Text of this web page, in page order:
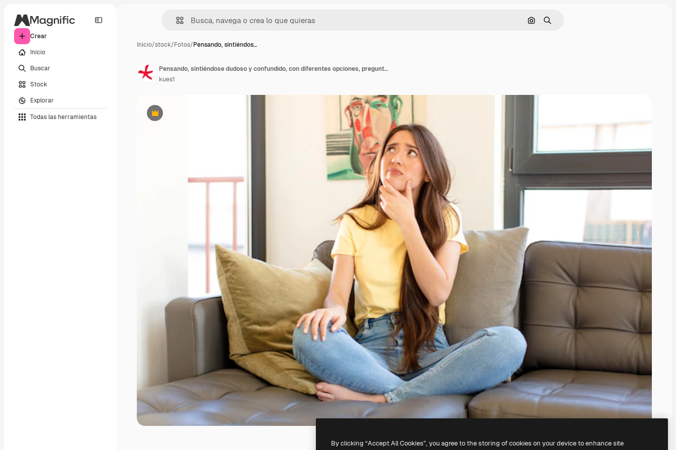
Crear
Inicio
Buscar
Stock
Explorar
Todas las herramientas
Buscar por imagen
Buscar
Inicio/stock/Fotos/Pensando, sintiéndos…
Premium
Pensando, sintiéndose dudoso y confundido, con diferentes opciones, preguntándose qué decisión tomar
kues1
By clicking “Accept All Cookies”, you agree to the storing of cookies on your device to enhance site